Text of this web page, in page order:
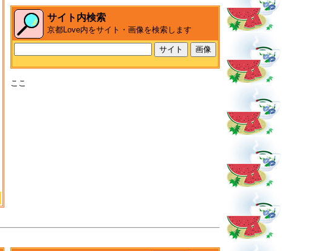
サイト内検索
京都Love内をサイト・画像を検索します
ここ